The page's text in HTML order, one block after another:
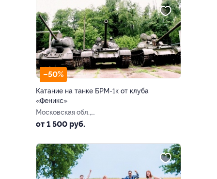
–50%
Катание на танке БРМ-1к от клуба
«Феникс»
Московская обл.,
Пушкинский р-н, с. Барково
от 1 500 руб.